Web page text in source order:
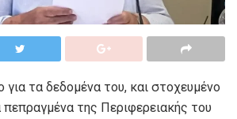
τα δεδομένα του, και στοχευμένο
πεπραγμένα της Περιφερειακής του